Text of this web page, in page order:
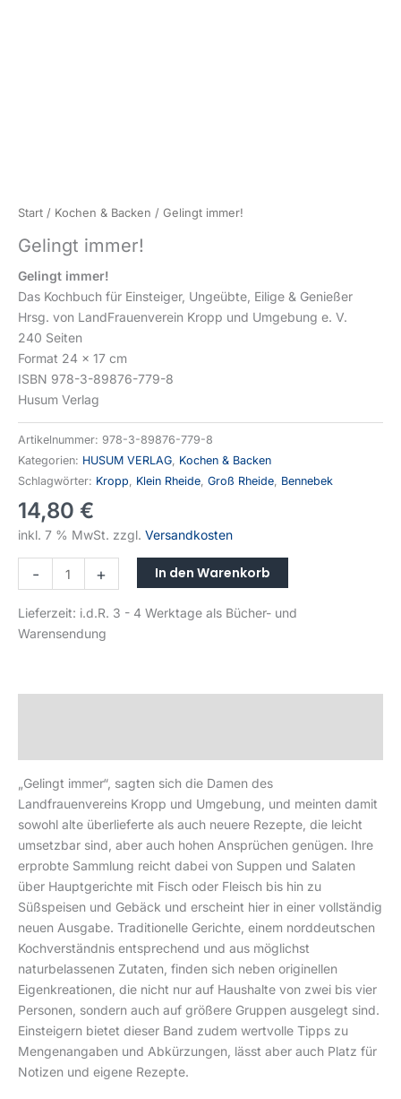
Start / Kochen & Backen / Gelingt immer!
Gelingt immer!
Gelingt immer!
Das Kochbuch für Einsteiger, Ungeübte, Eilige & Genießer
Hrsg. von LandFrauenverein Kropp und Umgebung e. V.
240 Seiten
Format 24 x 17 cm
ISBN 978-3-89876-779-8
Husum Verlag
Artikelnummer: 978-3-89876-779-8
Kategorien: HUSUM VERLAG Kochen & Backen
Schlagwörter: Kropp Klein Rheide Groß Rheide Bennebek
14,80 €
inkl. 7 % MwSt. zzgl. Versandkosten
- + In den Warenkorb
Lieferzeit: i.d.R. 3 - 4 Werktage als Bücher- und
Warensendung
„Gelingt immer“, sagten sich die Damen des
Landfrauenvereins Kropp und Umgebung, und meinten damit
sowohl alte überlieferte als auch neuere Rezepte, die leicht
umsetzbar sind, aber auch hohen Ansprüchen genügen. Ihre
erprobte Sammlung reicht dabei von Suppen und Salaten
über Hauptgerichte mit Fisch oder Fleisch bis hin zu
Süßspeisen und Gebäck und erscheint hier in einer vollständig
neuen Ausgabe. Traditionelle Gerichte, einem norddeutschen
Kochverständnis entsprechend und aus möglichst
naturbelassenen Zutaten, finden sich neben originellen
Eigenkreationen, die nicht nur auf Haushalte von zwei bis vier
Personen, sondern auch auf größere Gruppen ausgelegt sind.
Einsteigern bietet dieser Band zudem wertvolle Tipps zu
Mengenangaben und Abkürzungen, lässt aber auch Platz für
Notizen und eigene Rezepte.